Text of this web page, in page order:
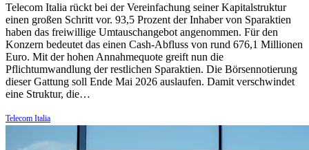
Telecom Italia rückt bei der Vereinfachung seiner Kapitalstruktur
einen großen Schritt vor. 93,5 Prozent der Inhaber von Sparaktien
haben das freiwillige Umtauschangebot angenommen. Für den
Konzern bedeutet das einen Cash-Abfluss von rund 676,1 Millionen
Euro. Mit der hohen Annahmequote greift nun die
Pflichtumwandlung der restlichen Sparaktien. Die Börsennotierung
dieser Gattung soll Ende Mai 2026 auslaufen. Damit verschwindet
eine Struktur, die…
Telecom Italia